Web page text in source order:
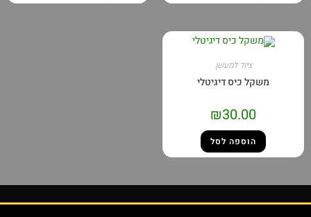
ציוד למעשן
משקל כיס דיגיטלי
₪30.00
הוספה לסל